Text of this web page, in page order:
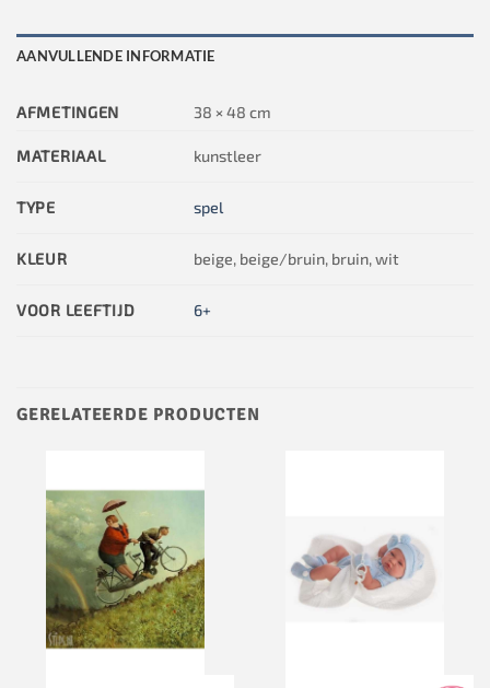
AANVULLENDE INFORMATIE
AFMETINGEN 38 × 48 cm
MATERIAAL kunstleer
TYPE spel
KLEUR beige, beige/bruin, bruin, wit
VOOR LEEFTIJD 6+
GERELATEERDE PRODUCTEN